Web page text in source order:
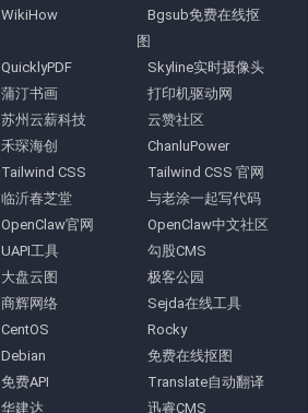
WikiHow
Bgsub免费在线抠
图
QuicklyPDF
Skyline实时摄像头
蒲汀书画
打印机驱动网
苏州云薪科技
云赞社区
禾琛海创
ChanluPower
Tailwind CSS
Tailwind CSS 官网
临沂春芝堂
与老涂一起写代码
OpenClaw官网
OpenClaw中文社区
UAPI工具
勾股CMS
大盘云图
极客公园
商辉网络
Sejda在线工具
CentOS
Rocky
Debian
免费在线抠图
免费API
Translate自动翻译
华建达 迅睿CMS